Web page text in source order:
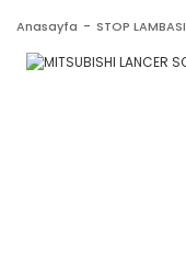
Anasayfa STOP LAMBASI